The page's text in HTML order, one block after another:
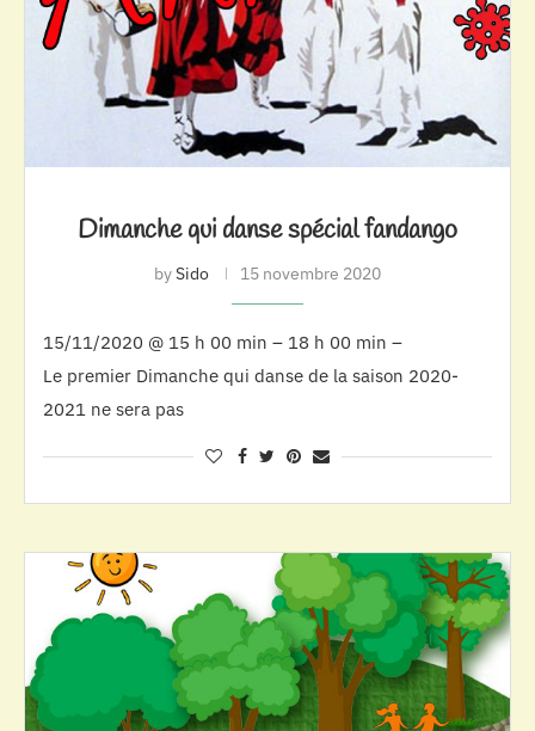
Dimanche qui danse spécial fandango
bySido 15 novembre 2020
15/11/2020 @ 15 h 00 min – 18 h 00 min –
Le premier Dimanche qui danse de la saison 2020-
2021 ne sera pas